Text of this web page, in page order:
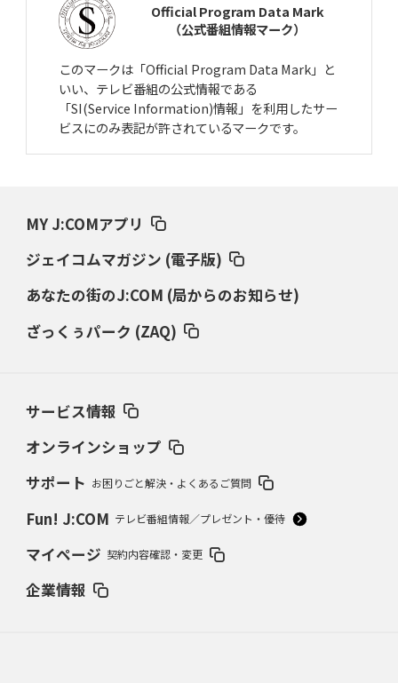
Official Program Data Mark
（公式番組情報マーク）
このマークは「Official Program Data Mark」と
いい、テレビ番組の公式情報である
「SI(Service Information)情報」を利用したサー
ビスにのみ表記が許されているマークです。
MY J:COMアプリ
ジェイコムマガジン (電子版)
あなたの街のJ:COM (局からのお知らせ)
ざっくぅパーク (ZAQ)
サービス情報
オンラインショップ
サポート お困りごと解決・よくあるご質問
Fun! J:COM テレビ番組情報／プレゼント・優待
マイページ 契約内容確認・変更
企業情報